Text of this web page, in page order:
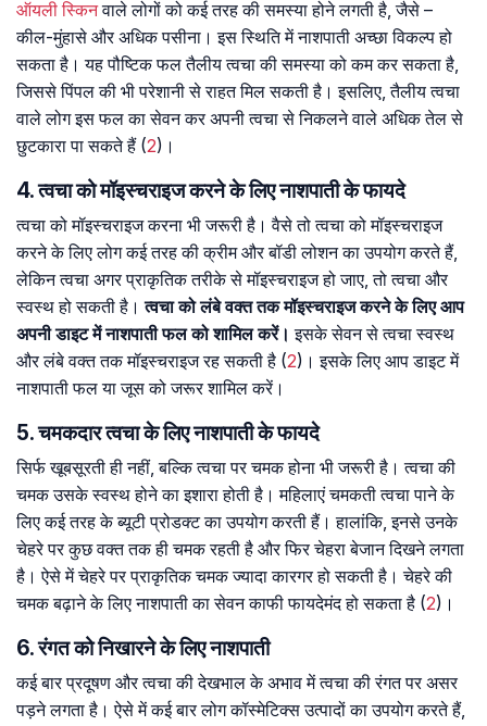
ऑयली स्किनवाले लोगों को कई तरह की समस्या होने लगती है, जैसे –
कील-मुंहासे और अधिक पसीना। इस स्थिति में नाशपाती अच्छा विकल्प हो
सकता है। यह पौष्टिक फल तैलीय त्वचा की समस्या को कम कर सकता है,
जिससे पिंपल की भी परेशानी से राहत मिल सकती है। इसलिए, तैलीय त्वचा
वाले लोग इस फल का सेवन कर अपनी त्वचा से निकलने वाले अधिक तेल से
छुटकारा पा सकते हैं (2)।
4. त्वचा को मॉइस्चराइज करने के लिए नाशपाती के फायदे
त्वचा को मॉइस्चराइज करना भी जरूरी है। वैसे तो त्वचा को मॉइस्चराइज
करने के लिए लोग कई तरह की क्रीम और बॉडी लोशन का उपयोग करते हैं,
लेकिन त्वचा अगर प्राकृतिक तरीके से मॉइस्चराइज हो जाए, तो त्वचा और
स्वस्थ हो सकती है।त्वचा को लंबे वक्त तक मॉइस्चराइज करने के लिए आप
अपनी डाइट में नाशपाती फल को शामिल करें। इसके सेवन से त्वचा स्वस्थ
और लंबे वक्त तक मॉइस्चराइज रह सकती है (2)। इसके लिए आप डाइट में
नाशपाती फल या जूस को जरूर शामिल करें।
5. चमकदार त्वचा के लिए नाशपाती के फायदे
सिर्फ खूबसूरती ही नहीं, बल्कि त्वचा पर चमक होना भी जरूरी है। त्वचा की
चमक उसके स्वस्थ होने का इशारा होती है। महिलाएं चमकती त्वचा पाने के
लिए कई तरह के ब्यूटी प्रोडक्ट का उपयोग करती हैं। हालांकि, इनसे उनके
चेहरे पर कुछ वक्त तक ही चमक रहती है और फिर चेहरा बेजान दिखने लगता
है। ऐसे में चेहरे पर प्राकृतिक चमक ज्यादा कारगर हो सकती है। चेहरे की
चमक बढ़ाने के लिए नाशपाती का सेवन काफी फायदेमंद हो सकता है (2)।
6. रंगत को निखारने के लिए नाशपाती
कई बार प्रदूषण और त्वचा की देखभाल के अभाव में त्वचा की रंगत पर असर
पड़ने लगता है। ऐसे में कई बार लोग कॉस्मेटिक्स उत्पादों का उपयोग करते हैं,